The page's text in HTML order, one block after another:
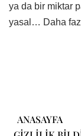
ya da bir miktar
yasal… Daha
ANASAYFA